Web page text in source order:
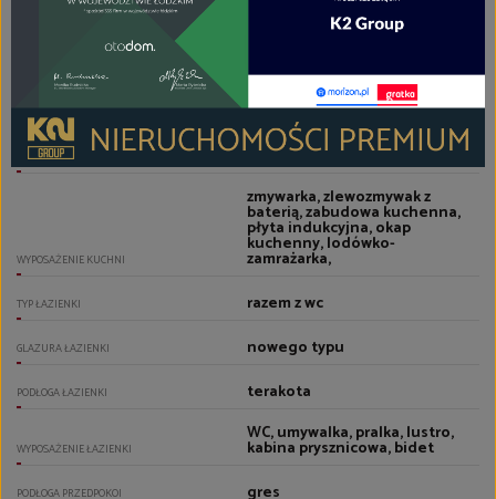
PODŁOGI POKOI
RODZAJ KUCHNI
aneks kuchenny - połączony z
salonem
PODŁOGA KUCHNI gres
WYPOSAŻENIE KUCHNI
zmywarka, zlewozmywak z
baterią, zabudowa kuchenna,
płyta indukcyjna, okap
kuchenny, lodówko-
zamrażarka,
TYP ŁAZIENKI razem z wc
GLAZURA ŁAZIENKI nowego typu
PODŁOGA ŁAZIENKI terakota
WYPOSAŻENIE ŁAZIENKI
WC, umywalka, pralka, lustro,
kabina prysznicowa, bidet
PODŁOGA PRZEDPOKOI gres